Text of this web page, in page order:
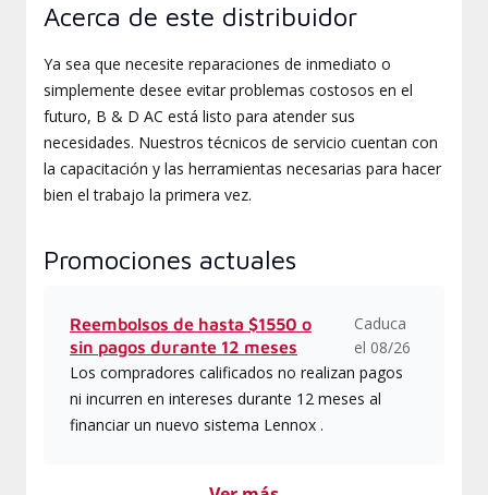
Acerca de este distribuidor
Ya sea que necesite reparaciones de inmediato o
simplemente desee evitar problemas costosos en el
futuro, B & D AC está listo para atender sus
necesidades. Nuestros técnicos de servicio cuentan con
la capacitación y las herramientas necesarias para hacer
bien el trabajo la primera vez.
Promociones actuales
Reembolsos de hasta $1550 o
sin pagos durante 12 meses
Caduca
el 08/26
Los compradores calificados no realizan pagos
ni incurren en intereses durante 12 meses al
financiar un nuevo sistema Lennox .